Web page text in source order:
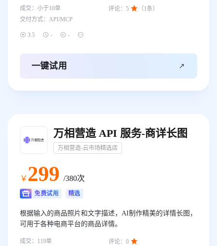
成阶段从图像轮廓渐进优化细节，全面提升图片生成质量。
—— 我们只做精品！
成交： 小于10单 评论： 5  （1条）
交付方式： API/MCP
 3.5  -  - 
一键试用 
万相营造 API 服务-商详长图
万相营造-云市场精选店
￥ 299 /380次
免费试用 精选
根据输入的商品照片和文字描述，AI制作精美的详情长图，
可用于各种电商平台的商品详情。
成交： 119单 评论： 0 